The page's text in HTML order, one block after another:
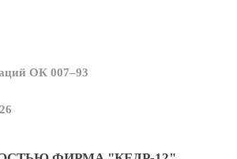
ОК 007–93